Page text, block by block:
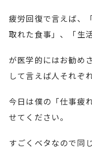
疲労回復で言えば、
取れた食事」、「生
が医学的にはお勧め
して言えば人それぞ
今日は僕の「仕事疲
せてください。
すごくベタなので同